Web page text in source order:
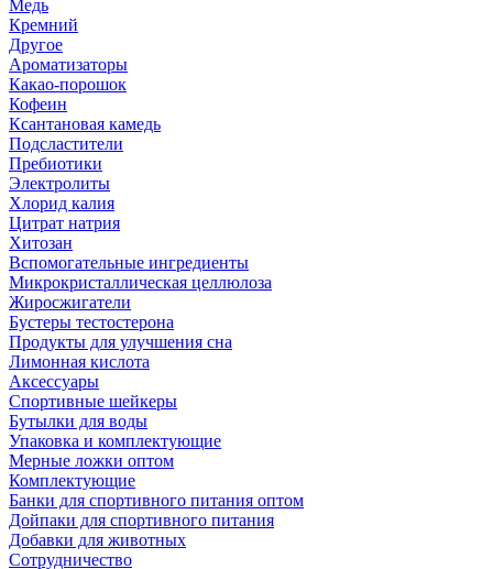
Медь
Кремний
Другое
Ароматизаторы
Какао-порошок
Кофеин
Ксантановая камедь
Подсластители
Пребиотики
Электролиты
Хлорид калия
Цитрат натрия
Хитозан
Вспомогательные ингредиенты
Микрокристаллическая целлюлоза
Жиросжигатели
Бустеры тестостерона
Продукты для улучшения сна
Лимонная кислота
Аксессуары
Спортивные шейкеры
Бутылки для воды
Упаковка и комплектующие
Мерные ложки оптом
Комплектующие
Банки для спортивного питания оптом
Дойпаки для спортивного питания
Добавки для животных
Сотрудничество